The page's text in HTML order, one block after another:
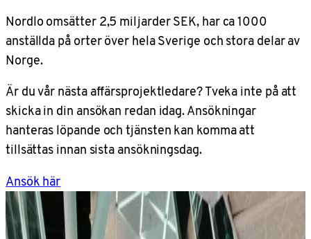
Nordlo omsätter 2,5 miljarder SEK, har ca 1000
anställda på orter över hela Sverige och stora delar av
Norge.
Är du vår nästa affärsprojektledare? Tveka inte på att
skicka in din ansökan redan idag. Ansökningar
hanteras löpande och tjänsten kan komma att
tillsättas innan sista ansökningsdag.
Ansök här